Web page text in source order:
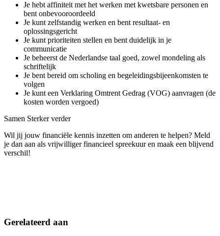
Je hebt affiniteit met het werken met kwetsbare personen en
bent onbevooroordeeld
Je kunt zelfstandig werken en bent resultaat- en
oplossingsgericht
Je kunt prioriteiten stellen en bent duidelijk in je
communicatie
Je beheerst de Nederlandse taal goed, zowel mondeling als
schriftelijk
Je bent bereid om scholing en begeleidingsbijeenkomsten te
volgen
Je kunt een Verklaring Omtrent Gedrag (VOG) aanvragen (de
kosten worden vergoed)
Samen Sterker verder
Wil jij jouw financiële kennis inzetten om anderen te helpen? Meld
je dan aan als vrijwilliger financieel spreekuur en maak een blijvend
verschil!
Gerelateerd aan